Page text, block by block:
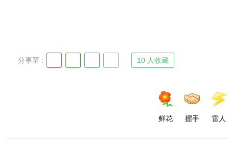
分享至 : 10 人收藏
鲜花 握手 雷人